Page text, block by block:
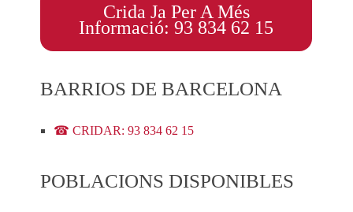
Crida Ja Per A Més
Informació: 93 834 62 15
BARRIOS DE BARCELONA
☎ CRIDAR: 93 834 62 15
POBLACIONS DISPONIBLES